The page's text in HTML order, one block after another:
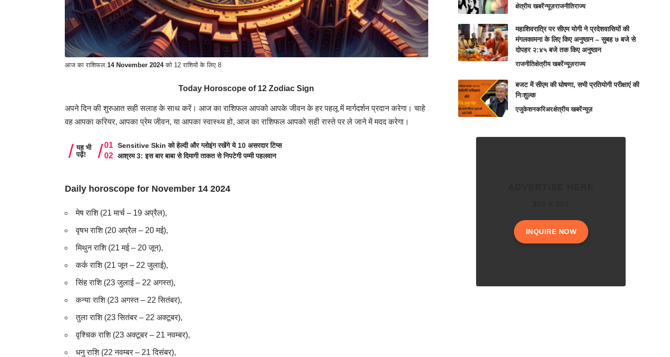
आज का राशिफल:14 November 2024को 12 राशियों के लिए 8
Today Horoscope of 12 Zodiac Sign
अपने दिन की शुरुआत सही सलाह के साथ करें। आज काराशिफल आपको आपके जीवन के हर पहलू में मार्गदर्शन प्रदान करेगा। चाहे
वह आपका करियर, आपका प्रेम जीवन, या आपकास्वास्थ्यहो, आज का राशिफल आपको सही रास्ते पर ले जाने में मदद करेगा।
यह भी
पढ़ें!
Sensitive Skin को हेल्दी और ग्लोइंग रखेंगे ये 10 असरदार टिप्स
आश्रम 3: इस बार बाबा से दिमागी ताकत से निपटेगी पम्मी पहलवान
Daily horoscope for November 14 2024
मेष राशि (21 मार्च – 19 अप्रैल),
वृषभ राशि (20 अप्रैल – 20 मई),
मिथुन राशि (21 मई – 20 जून),
कर्क राशि (21 जून – 22 जुलाई),
सिंह राशि (23 जुलाई – 22 अगस्त),
कन्या राशि (23 अगस्त – 22 सितंबर),
तुला राशि (23 सितंबर – 22 अक्टूबर),
वृश्चिक राशि (23 अक्टूबर – 21 नवम्बर),
धनु राशि (22 नवम्बर – 21 दिसंबर),
क्षेत्रीय खबरेंन्यूज़राजनीतिराज्य
महाशिवरात्रि पर सीएम योगी ने प्रदेशवासियों की
मंगलकामना के लिए किए अनुष्ठान – सुबह ७ बजे से
दोपहर २:४५ बजे तक किए अनुष्ठान
राजनीतिक्षेत्रीय खबरेंन्यूज़राज्य
बजट में सीएम की घोषणा, सभी प्रतियोगी परीक्षाएं की
निःशुल्क
एजुकेशनकरिअरक्षेत्रीय खबरेंन्यूज़
INQUIRE NOW